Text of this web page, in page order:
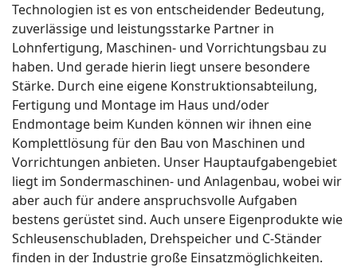
Technologien ist es von entscheidender Bedeutung,
zuverlässige und leistungsstarke Partner in
Lohnfertigung, Maschinen- und Vorrichtungsbau zu
haben. Und gerade hierin liegt unsere besondere
Stärke. Durch eine eigene Konstruktionsabteilung,
Fertigung und Montage im Haus und/oder
Endmontage beim Kunden können wir ihnen eine
Komplettlösung für den Bau von Maschinen und
Vorrichtungen anbieten. Unser Hauptaufgabengebiet
liegt im Sondermaschinen- und Anlagenbau, wobei wir
aber auch für andere anspruchsvolle Aufgaben
bestens gerüstet sind. Auch unsere Eigenprodukte wie
Schleusenschubladen, Drehspeicher und C-Ständer
finden in der Industrie große Einsatzmöglichkeiten.